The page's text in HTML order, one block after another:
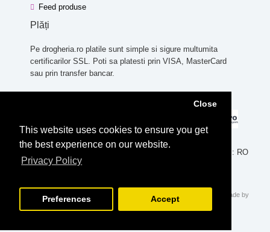
This website uses cookies to ensure you get
the best experience on our website.
Privacy Policy
Close
Preferences Accept
Feed produse
Plăți
Pe drogheria.ro platile sunt simple si sigure multumita
certificarilor SSL. Poti sa platesti prin VISA, MasterCard
sau prin transfer bancar.
SC MECRO SYSTEM S.R.L. Nr. Com.: J40/2334/1991, CUI: RO
© Copyright 2014-2026. Powered by Open Cart
made by